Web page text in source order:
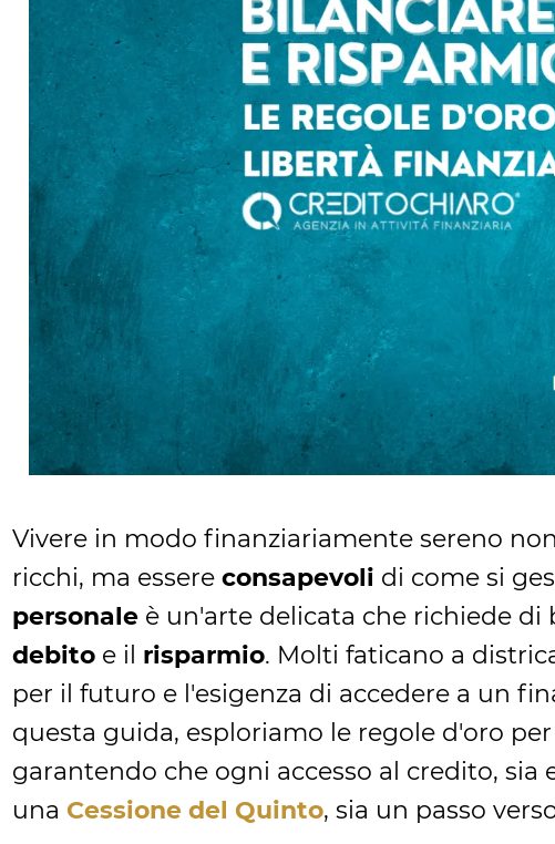
Vivere in modo finanziariamente sereno
ricchi, ma essere consapevoli di come si
personale è un'arte delicata che richiede di
debito e il risparmio. Molti faticano a
per il futuro e l'esigenza di accedere a un
questa guida, esploriamo le regole d'oro
garantendo che ogni accesso al credito, sia
una Cessione del Quinto, sia un passo